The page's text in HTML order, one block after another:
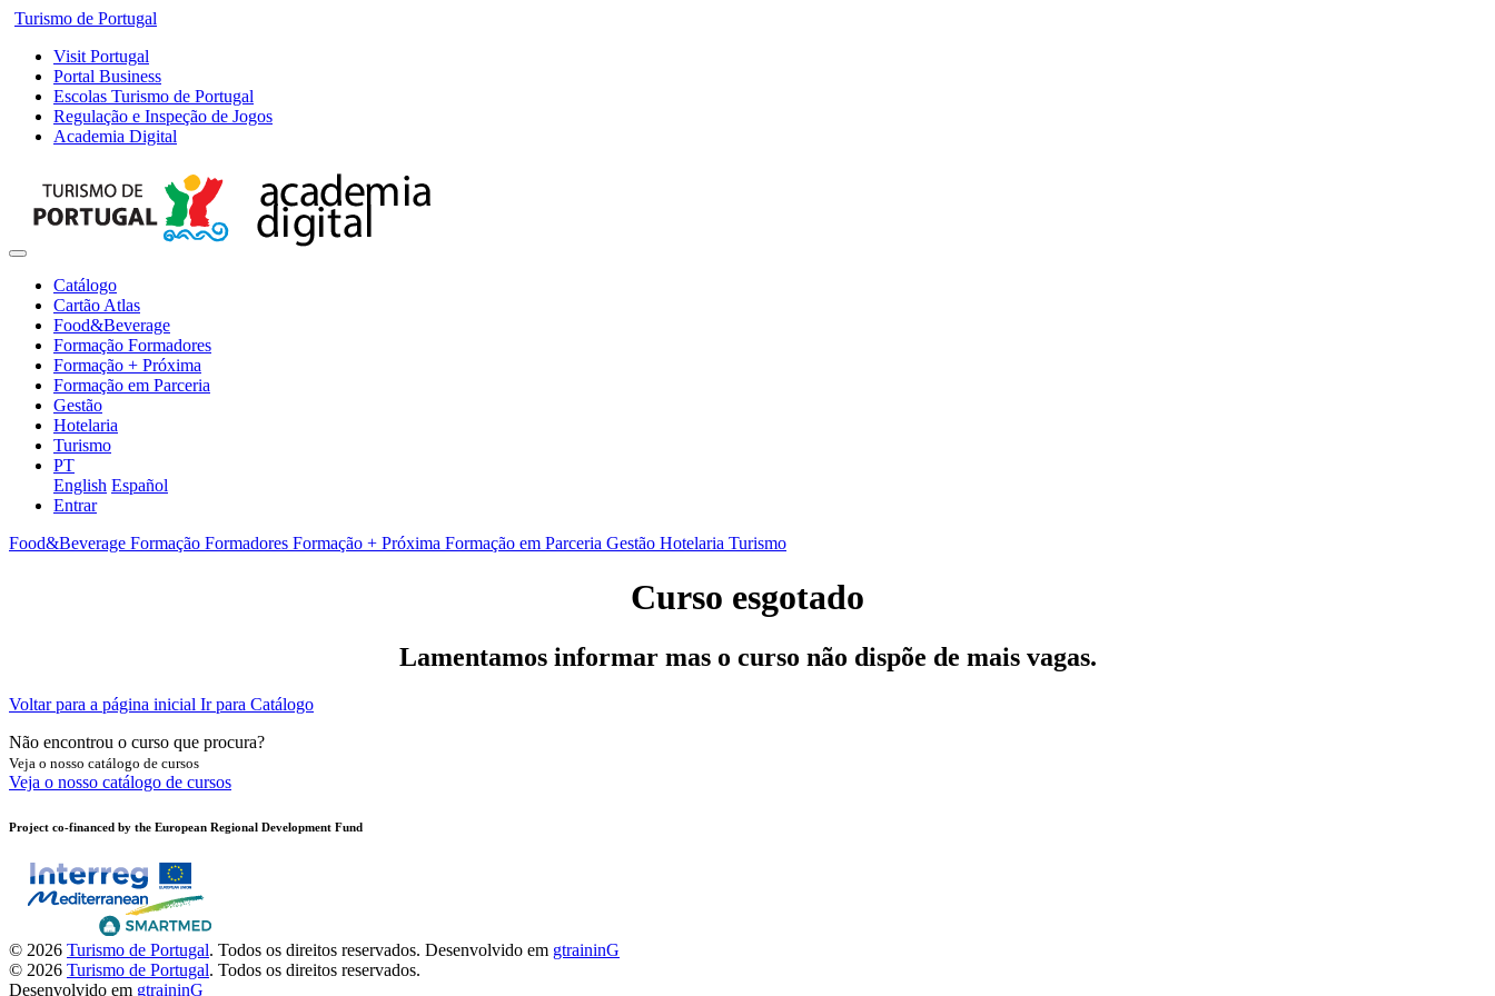
Turismo de Portugal
Visit Portugal
Portal Business
Escolas Turismo de Portugal
Regulação e Inspeção de Jogos
Academia Digital
Catálogo
Cartão Atlas
Food&Beverage
Formação Formadores
Formação + Próxima
Formação em Parceria
Gestão
Hotelaria
Turismo
PT
English Español
Entrar
Food&Beverage Formação Formadores Formação + Próxima Formação em Parceria Gestão Hotelaria Turismo
Curso esgotado
Lamentamos informar mas o curso não dispõe de mais vagas.
Voltar para a página inicial Ir para Catálogo
Não encontrou o curso que procura?
Veja o nosso catálogo de cursos
Veja o nosso catálogo de cursos
Project co-financed by the European Regional Development Fund
© 2026 Turismo de Portugal. Todos os direitos reservados. Desenvolvido em gtraininG
© 2026 Turismo de Portugal. Todos os direitos reservados.
Desenvolvido em gtraininG